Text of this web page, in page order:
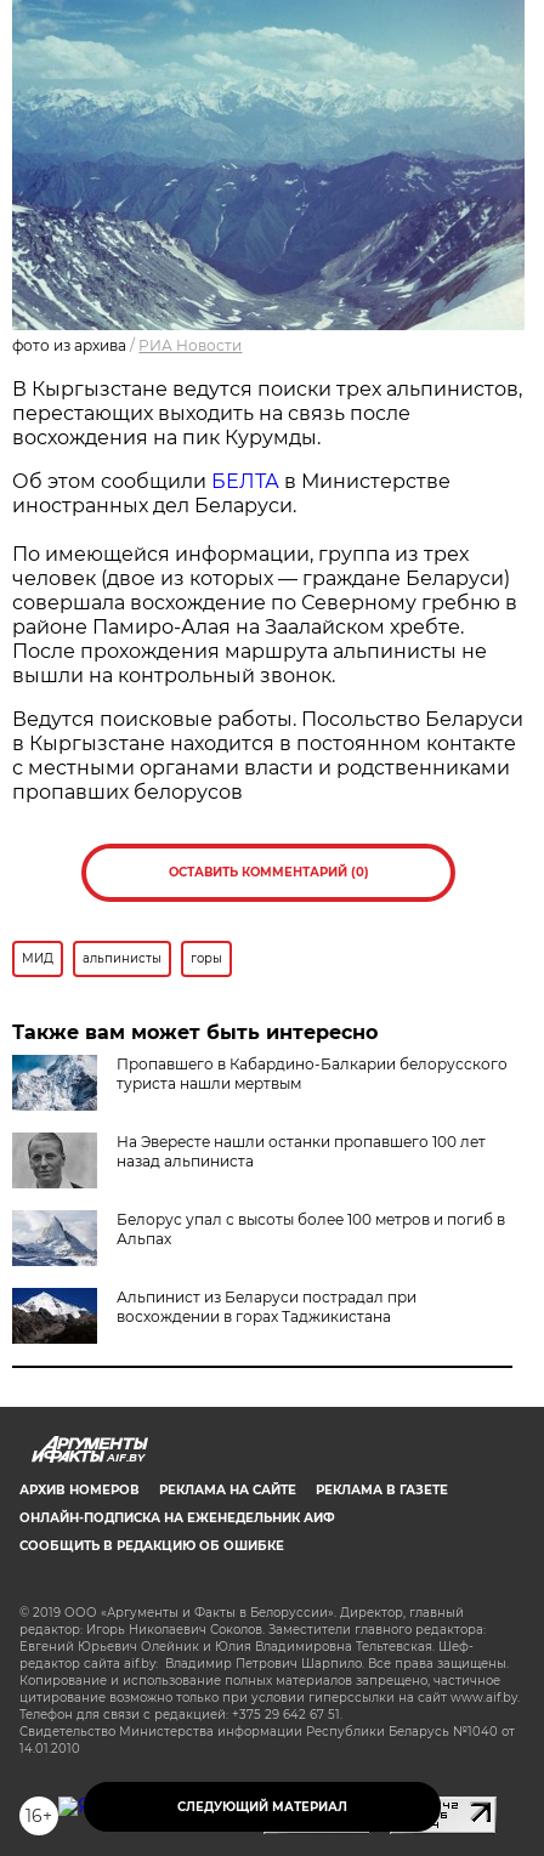
СЛЕДУЮЩИЙ МАТЕРИАЛ
фото из архива / РИА Новости
В Кыргызстане ведутся поиски трех альпинистов,
перестающих выходить на связь после
восхождения на пик Курумды.
Об этом сообщили БЕЛТА в Министерстве
иностранных дел Беларуси.
По имеющейся информации, группа из трех
человек (двое из которых — граждане Беларуси)
совершала восхождение по Северному гребню в
районе Памиро-Алая на Заалайском хребте.
После прохождения маршрута альпинисты не
вышли на контрольный звонок.
Ведутся поисковые работы. Посольство Беларуси
в Кыргызстане находится в постоянном контакте
с местными органами власти и родственниками
пропавших белорусов
ОСТАВИТЬ КОММЕНТАРИЙ (0)
МИД альпинисты горы
Также вам может быть интересно
Пропавшего в Кабардино-Балкарии белорусского
туриста нашли мертвым
На Эвересте нашли останки пропавшего 100 лет
назад альпиниста
Белорус упал с высоты более 100 метров и погиб в
Альпах
Альпинист из Беларуси пострадал при
восхождении в горах Таджикистана
AIF.BY
АРХИВ НОМЕРОВ РЕКЛАМА НА САЙТЕ
РЕКЛАМА В ГАЗЕТЕ
ОНЛАЙН-ПОДПИСКА НА ЕЖЕНЕДЕЛЬНИК АИФ
СООБЩИТЬ В РЕДАКЦИЮ ОБ ОШИБКЕ
© 2019 ООО «Аргументы и Факты в Белоруссии». Директор, главный
редактор: Игорь Николаевич Соколов. Заместители главного редактора:
Евгений Юрьевич Олейник и Юлия Владимировна Тельтевская. Шеф-
редактор сайта aif.by: Владимир Петрович Шарпило. Все права защищены.
Копирование и использование полных материалов запрещено, частичное
цитирование возможно только при условии гиперссылки на сайт www.aif.by.
Телефон для связи с редакцией: +375 29 642 67 51.
Свидетельство Министерства информации Республики Беларусь №1040 от
14.01.2010
16+